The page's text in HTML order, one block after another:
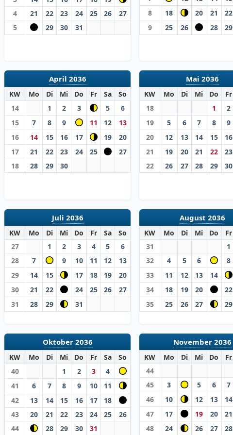
4
21 22 23 24 25 26
27
5
29 30 31
8
18 20 21 22
9
25 26 28 29
April 2036
KW Mo Di Mi Do Fr Sa
So
14
1 2 3 5
6
15
7 8 9 11 12
13
16
14 15 16 17 19
20
17
21 22 23 24 25
27
18
28 29 30
Mai 2036
KW Mo Di Mi Do Fr
18
1 2
19
5 6 7 8 9
20
12 13 14 15 16
21
19 20 21 22 23
22
26 27 28 29 30
Juli 2036
KW Mo Di Mi Do Fr Sa
So
27
1 2 3 4 5
6
28
7 9 10 11 12
13
29
14 15 17 18 19
20
30
21 22 24 25 26
27
31
28 29 31
August 2036
KW Mo Di Mi Do Fr
31
1
32
4 5 6 8
33
11 12 13 14
34
18 19 20 22
35
25 26 27 29
Oktober 2036
KW Mo Di Mi Do Fr Sa
So
40
1 2 3
4
41
6 7 8 9 10
11
42
13 14 15 16 17
18
43
20 21 22 23 24 25
26
44
28 29 30 31
November 2036
KW Mo Di Mi Do Fr
44
45
3 5 6 7
46
10 12 13 14
47
17 19 20 21
48
24 26 27 28